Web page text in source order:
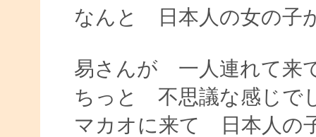
なんと 日本人の女の子
易さんが 一人連れて来
ちっと 不思議な感じで
マカオに来て 日本人の